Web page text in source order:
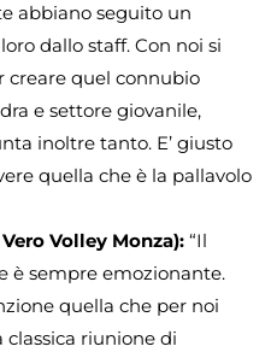
abbiano seguito un
dallo staff. Con noi si
creare quel connubio
e settore giovanile,
inoltre tanto. E’ giusto
quella che è la pallavolo
Volley Monza): “Il
è sempre emozionante.
quella che per noi
riunione di